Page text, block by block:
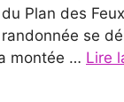
Plan des
se
montée … Lire